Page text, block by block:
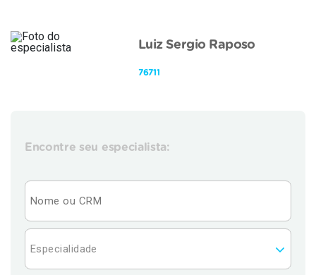
Luiz Sergio Raposo
76711
Encontre seu especialista: